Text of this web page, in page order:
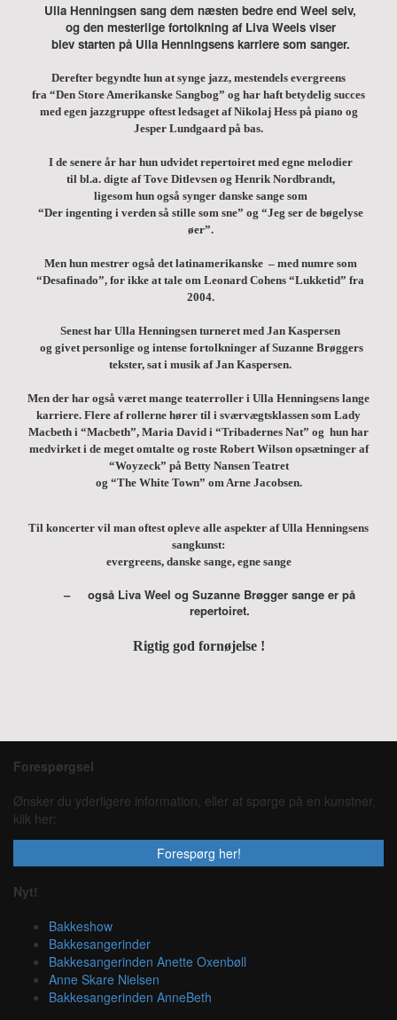
Ulla Henningsen sang dem næsten bedre end Weel selv,
og den mesterlige fortolkning af Liva Weels viser
blev starten på Ulla Henningsens karriere som sanger.
Derefter begyndte hun at synge jazz, mestendels evergreens
fra “Den Store Amerikanske Sangbog” og har haft betydelig succes
med egen jazzgruppe oftest ledsaget af Nikolaj Hess på piano og
Jesper Lundgaard på bas.
I de senere år har hun udvidet repertoiret med egne melodier
til bl.a. digte af Tove Ditlevsen og Henrik Nordbrandt,
ligesom hun også synger danske sange som
“Der ingenting i verden så stille som sne” og “Jeg ser de bøgelyse
øer”.
Men hun mestrer også det latinamerikanske – med numre som
“Desafinado”, for ikke at tale om Leonard Cohens “Lukketid” fra
2004.
Senest har Ulla Henningsen turneret med Jan Kaspersen
og givet personlige og intense fortolkninger af Suzanne Brøggers
tekster, sat i musik af Jan Kaspersen.
Men der har også været mange teaterroller i Ulla Henningsens lange
karriere. Flere af rollerne hører til i sværvægtsklassen som Lady
Macbeth i “Macbeth”, Maria David i “Tribadernes Nat” og hun har
medvirket i de meget omtalte og roste Robert Wilson opsætninger af
“Woyzeck” på Betty Nansen Teatret
og “The White Town” om Arne Jacobsen.
Til koncerter vil man oftest opleve alle aspekter af Ulla Henningsens
sangkunst:
evergreens, danske sange, egne sange
–
også Liva Weel og Suzanne Brøgger sange er på
repertoiret.
Rigtig god fornøjelse !
Forespørgsel
Ønsker du yderligere information, eller at spørge på en kunstner,
klik her:
Forespørg her!
Nyt!
Bakkeshow
Bakkesangerinder
Bakkesangerinden Anette Oxenbøll
Anne Skare Nielsen
Bakkesangerinden AnneBeth